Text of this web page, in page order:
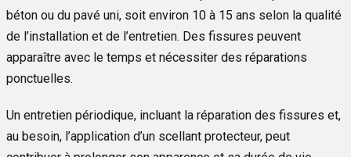
béton ou du pavé uni, soit environ 10 à 15 ans selon la qualité
de l’installation et de l’entretien. Des fissures peuvent
apparaître avec le temps et nécessiter des réparations
ponctuelles.
Un entretien périodique, incluant la réparation des fissures et,
au besoin, l’application d’un scellant protecteur, peut